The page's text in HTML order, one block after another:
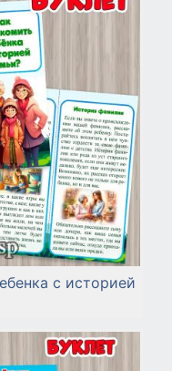
с историей